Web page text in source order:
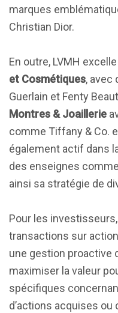
marques
Christian Dior.
En outre, LVMH
et Cosmétiques, avec
Guerlain et Fenty
Montres & Joaillerie
comme Tiffany & Co.
également actif dans
des enseignes
ainsi sa stratégie de
Pour les
transactions sur
une gestion proactive
maximiser la valeur
spécifiques
d’actions acquises ou